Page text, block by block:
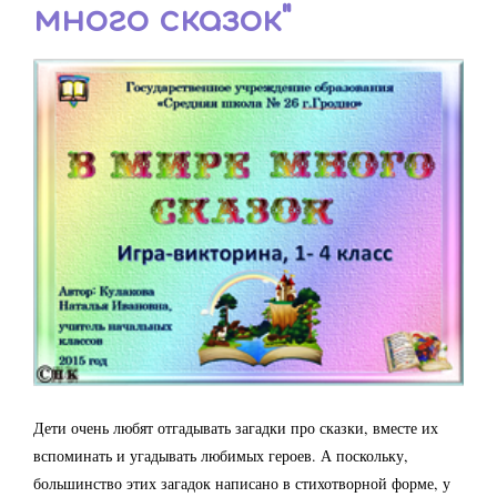
много сказок"
Дети очень любят отгадывать загадки про сказки, вместе их
вспоминать и угадывать любимых героев. А поскольку,
большинство этих загадок написано в стихотворной форме, у